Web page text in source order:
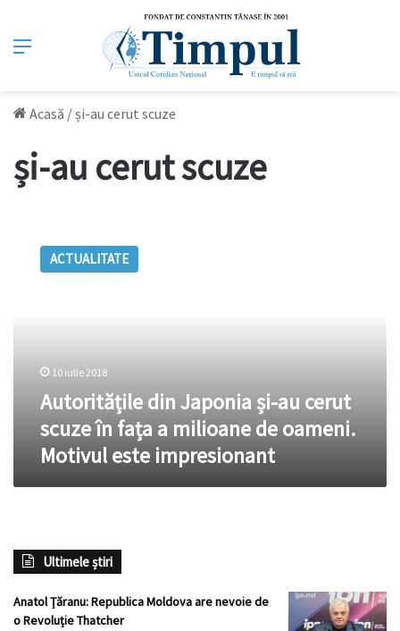
Meniu
Acasă / și-au cerut scuze
și-au cerut scuze
Japonia
milioane
oameni.
este
ACTUALITATE
10 iulie 2018
Autoritățile din Japonia și-au cerut
scuze în fața a milioane de oameni.
Motivul este impresionant
Ultimele știri
Anatol Țăranu: Republica Moldova are nevoie de
o Revoluție Thatcher